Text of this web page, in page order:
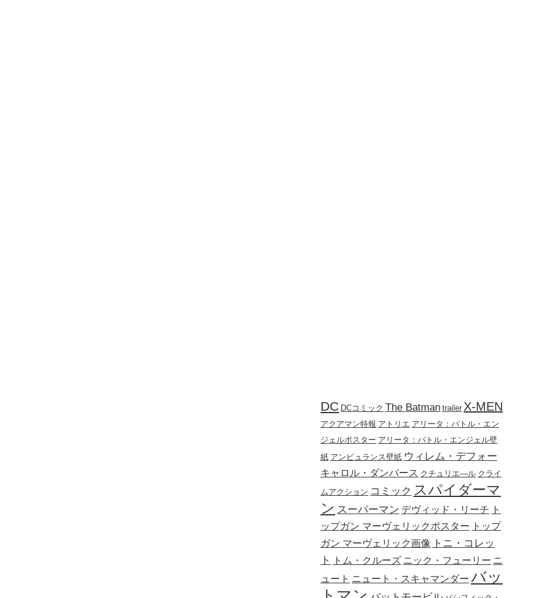
DC DCコミック The Batman trailer X-MEN
アクアマン特報 アトリエ アリータ：バトル・エン
ジェルポスター アリータ：バトル・エンジェル壁
紙 アンビュランス壁紙 ウィレム・デフォー
キャロル・ダンバース クチュリエ―ル クライ
ムアクション コミック スパイダーマ
ン スーパーマン デヴィッド・リーチ ト
ップガン マーヴェリックポスター トップ
ガン マーヴェリック画像 トニ・コレッ
ト
トム・クルーズ ニック・フューリー ニ
ュート ニュート・スキャマンダー バッ